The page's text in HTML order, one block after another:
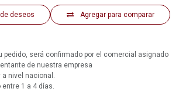
Agregar para comparar
deseos
pedido, será confirmado por el comercial asignado
de nuestra empresa
nivel nacional.
entre 1 a 4 días.